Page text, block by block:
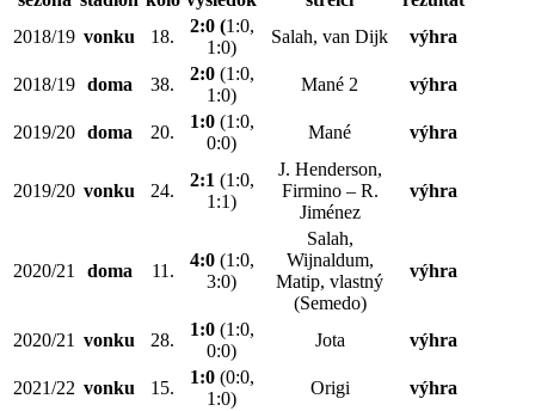
2018/19 vonku 18.
2:0 (1:0,
1:0)
Salah, van Dijk výhra
2018/19 doma 38.
2:0(1:0,
1:0)
Mané 2 výhra
2019/20 doma 20.
1:0(1:0,
0:0)
Mané výhra
2019/20 vonku 24.
2:1 (1:0,
1:1)
J. Henderson,
Firmino – R.
Jiménez
výhra
2020/21 doma 11.
4:0(1:0,
3:0)
Salah,
Wijnaldum,
Matip, vlastný
(Semedo)
výhra
2020/21 vonku 28.
1:0(1:0,
0:0)
Jota výhra
2021/22 vonku 15.
1:0(0:0,
1:0)
Origi výhra